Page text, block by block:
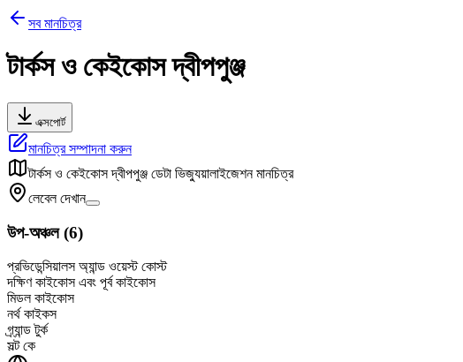
সব মানচিত্র
টার্কস ও কেইকোস দ্বীপপুঞ্জ
এক্সপোর্ট
মানচিত্র সম্পাদনা করুন
টার্কস ও কেইকোস দ্বীপপুঞ্জ ডেটা ভিজ্যুয়ালাইজেশন মানচিত্র
লেবেল দেখান
উপ-অঞ্চল(6)
প্রভিডেন্সিয়ালস অ্যান্ড ওয়েস্ট কোস্ট
দক্ষিণ কাইকোস এবং পূর্ব কাইকোস
মিডল কাইকোস
নর্থ কাইকস
গ্র্যান্ড টুর্ক
সল্ট কে